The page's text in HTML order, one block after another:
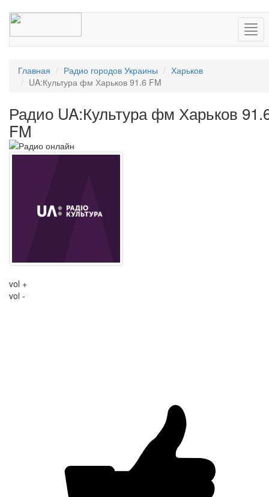
Главная Радио городов Украины
Харьков
UA:Культура фм Харьков 91.6 FM
Радио UA:Культура фм Харьков
FM
vol +
vol -